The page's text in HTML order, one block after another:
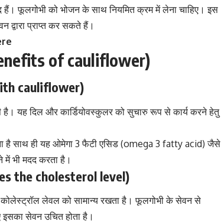
फूलगोभी को भोजन के साथ नियमित क्रम में लेना चाहिए। इस
द्वारा प्राप्त कर सकते हैं।
of cauliflower)
cauliflower)
यह दिल और कार्डियोवस्कुलर को सुचारु रूप से कार्य करने हेतु
है साथ ही यह ओमेगा 3 फैटी एसिड (omega 3 fatty acid) जैसे
में भी मदद करता है।
the cholesterol level)
कोलेस्ट्रॉल लेवलको सामान्य रखता है। फूलगोभी के सेवन से
सेवन उचित होता है।